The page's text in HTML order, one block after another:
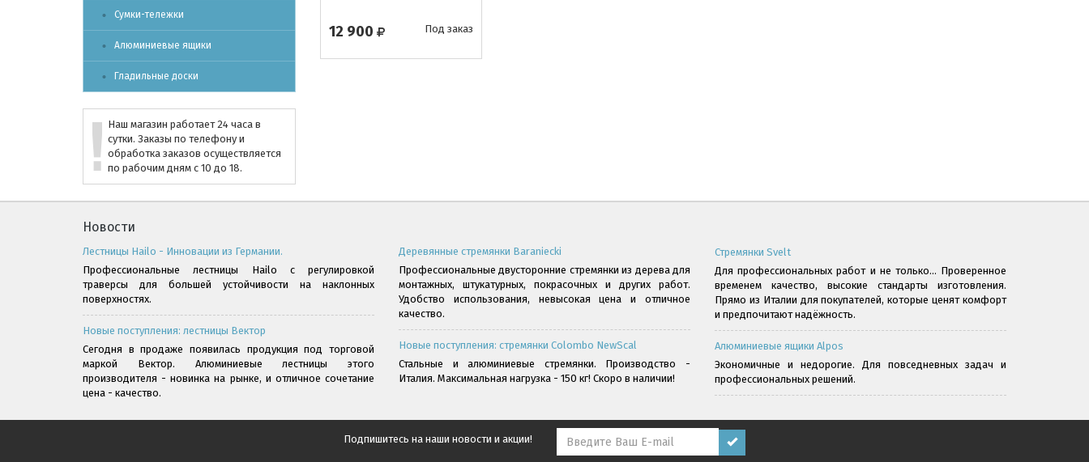
Сумки-тележки
Алюминиевые ящики
Гладильные доски
Наш магазин работает 24 часа в
сутки. Заказы по телефону и
обработка заказов осуществляется
по рабочим дням с 10 до 18.
12 900 Под заказ
Новости
Лестницы Hailo - Инновации из Германии.
Профессиональные лестницы Hailo с регулировкой
траверсы для большей устойчивости на наклонных
поверхностях.
Новые поступления: лестницы Вектор
Сегодня в продаже появилась продукция под торговой
маркой Вектор. Алюминиевые лестницы этого
производителя - новинка на рынке, и отличное сочетание
цена - качество.
Деревянные стремянки Baraniecki
Профессиональные двусторонние стремянки из дерева для
монтажных, штукатурных, покрасочных и других работ.
Удобство использования, невысокая цена и отличное
качество.
Новые поступления: стремянки Colombo NewScal
Стальные и алюминиевые стремянки. Производство -
Италия. Максимальная нагрузка - 150 кг! Скоро в наличии!
Стремянки Svelt
Для профессиональных работ и не только... Проверенное
временем качество, высокие стандарты изготовления.
Прямо из Италии для покупателей, которые ценят комфорт
и предпочитают надёжность.
Алюминиевые ящики Alpos
Экономичные и недорогие. Для повседневных задач и
профессиональных решений.
Подпишитесь на наши новости и акции!